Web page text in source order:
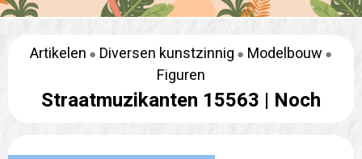
Artikelen Diversen kunstzinnig
Modelbouw
Figuren
Straatmuzikanten 15563 | Noch